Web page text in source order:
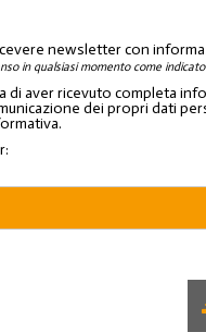
newsletter con
in qualsiasi momento come
aver ricevuto completa
dei propri dati